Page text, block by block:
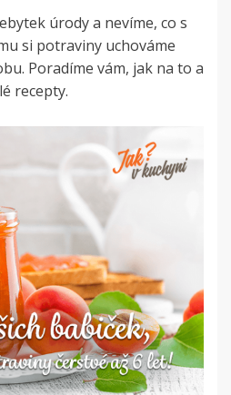
úrody a nevíme, co s
si potraviny uchováme
Poradíme vám, jak na to a
recepty.